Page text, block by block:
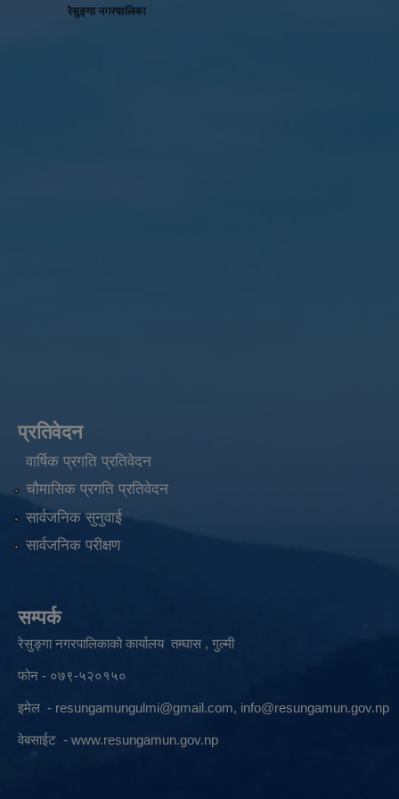
प्रतिवेदन
वार्षिक प्रगति प्रतिवेदन
चौमासिक प्रगति प्रतिवेदन
सार्वजनिक सुनुवाई
सार्वजनिक परीक्षण
सम्पर्क
रेसुङ्गा नगरपालिकाको कार्यालय तम्घास , गुल्मी
फोन - ०७९-५२०१५०
इमेल - resungamungulmi@gmail.com, info@resungamun.gov.np
वेबसाईट - www.resungamun.gov.np